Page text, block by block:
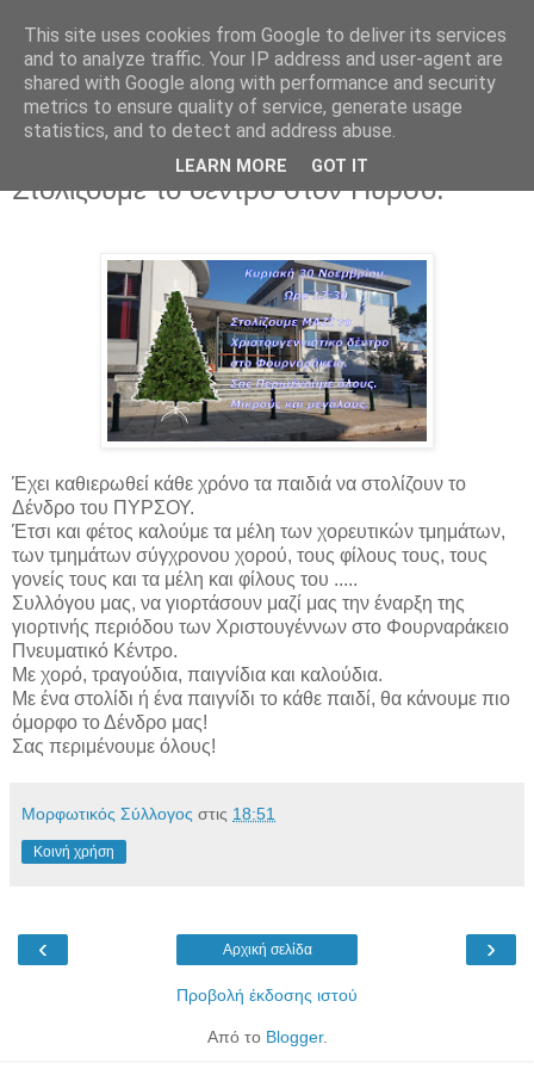
Τρίτη 25 Νοεμβρίου 2025
Στολίζουμε το δέντρο στον Πυρσό.
Έχει καθιερωθεί κάθε χρόνο τα παιδιά να στολίζουν το
Δένδρο του ΠΥΡΣΟΥ.
Έτσι και φέτος καλούμε τα μέλη των χορευτικών τμημάτων,
των τμημάτων σύγχρονου χορού, τους φίλους τους, τους
γονείς τους και τα μέλη και φίλους του .....
Συλλόγου μας, να γιορτάσουν μαζί μας την έναρξη της
γιορτινής περιόδου των Χριστουγέννων στο Φουρναράκειο
Πνευματικό Κέντρο.
Με χορό, τραγούδια, παιγνίδια και καλούδια.
Με ένα στολίδι ή ένα παιγνίδι το κάθε παιδί, θα κάνουμε πιο
όμορφο το Δένδρο μας!
Σας περιμένουμε όλους!
Μορφωτικός Σύλλογος στις 18:51
Κοινή χρήση
‹ ›
Αρχική σελίδα
Προβολή έκδοσης ιστού
Από το Blogger.
This site uses cookies from Google to deliver its services
and to analyze traffic. Your IP address and user-agent are
shared with Google along with performance and security
metrics to ensure quality of service, generate usage
statistics, and to detect and address abuse.
LEARN MORE GOT IT